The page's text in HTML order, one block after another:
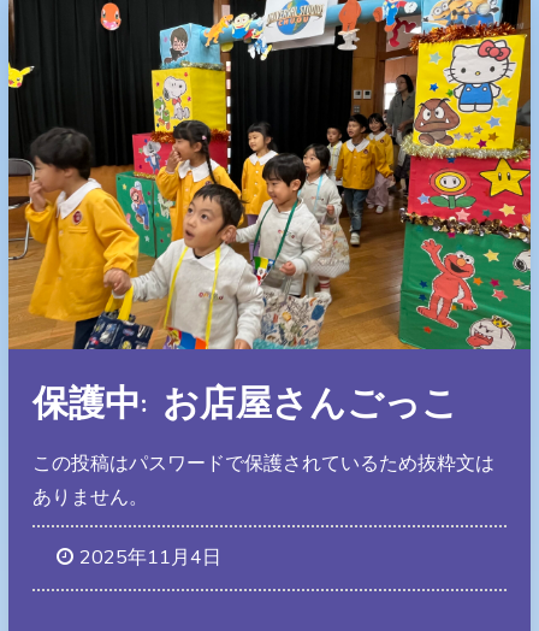
保護中: お店屋さんごっこ
この投稿はパスワードで保護されているため抜粋文は
ありません。
2025年11月4日